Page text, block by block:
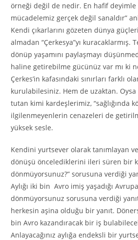
örneği değil de nedir. En hafif
mücadelemiz gerçek değil sanaldır”
Kendi çıkarlarını gözeten dünya
almadan “Çerkesya”yı kuracaklarmış.
dönüp yaşamını paylaşmayı
haline getirebilme gücünüz var mı ki
Çerkes’in kafasındaki sınırları farklı
kurulabilesiniz. Hem de uzaktan.
tutan kimi kardeşlerimiz, “sağlığında
ilgilenmeyenlerin cenazeleri de
yüksek sesle.
Kendini yurtsever olarak tanımlayan
dönüşü öncelediklerini ileri süren bir
dönmüyorsunuz?” sorusuna verdiği
Aylığı iki bin Avro imiş yaşadığı
dönmüyorsunuz sorusuna verdiği
herkesin aşina olduğu bir yanıt.
bin Avro kazandıracak bir iş
Anlayacağınız aylığa endeksli bir